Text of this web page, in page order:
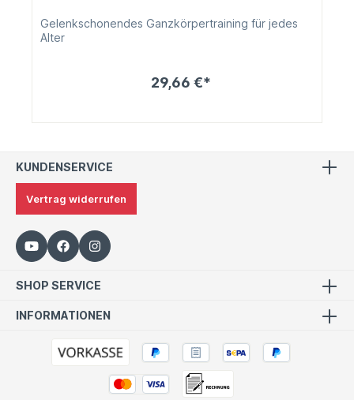
Gelenkschonendes Ganzkörpertraining für jedes
Alter
29,66 €*
KUNDENSERVICE
Vertrag widerrufen
SHOP SERVICE
INFORMATIONEN